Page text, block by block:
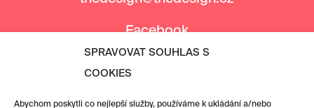
SPRAVOVAT SOUHLAS S
COOKIES
Abychom poskytli co nejlepší služby, používáme k ukládání a/nebo
Facebook
Instagram